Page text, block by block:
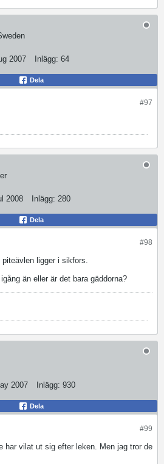
2007 Inlägg: 64
Dela
#97
2008 Inlägg: 280
Dela
#98
ligger i sikfors.
än eller är det bara gäddorna?
2007 Inlägg: 930
Dela
#99
har vilat ut sig efter leken. Men jag tror de